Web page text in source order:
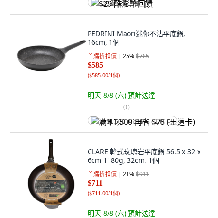
$29 酷澎幣回饋
PEDRINI Maori迷你不沾平底鍋,
16cm, 1個
首購折扣價 25%$785
$585
($585.00/1個)
明天 8/8 (六) 預計送達
(1)
满 $1,500 再省 $75 (王道卡)
CLARE 韓式玫瑰岩平底鍋 56.5 x 32 x
6cm 1180g, 32cm, 1個
首購折扣價 21%$911
$711
($711.00/1個)
明天 8/8 (六) 預計送達